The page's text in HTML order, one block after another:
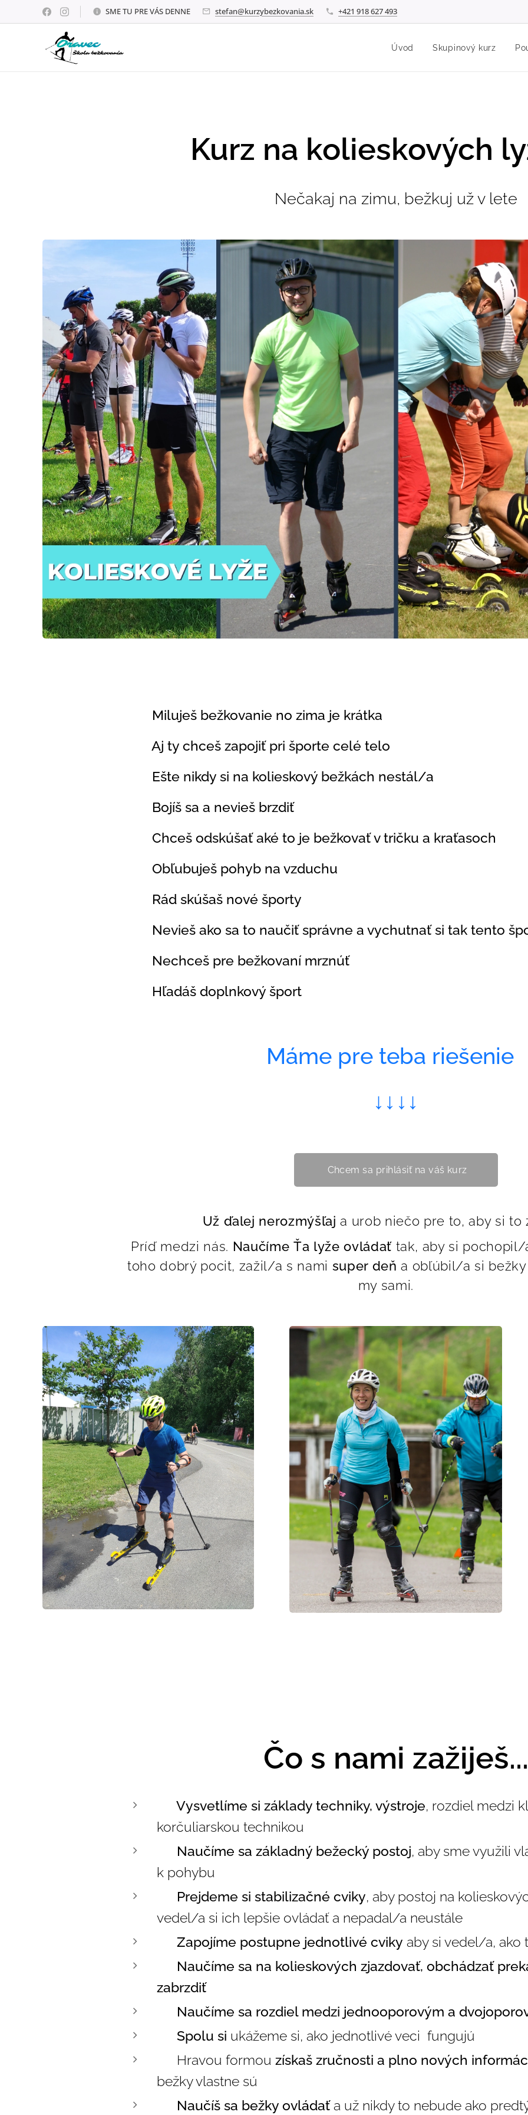
SME TU PRE VÁS DENNE stefan@kurzybezkovania.sk +421 918 627 493
Úvod Skupinový kurz
Kurz na kolieskových
Nečakaj na zimu, bežkuj už v lete
Miluješ bežkovanie no zima je krátka
🔰 Aj ty chceš zapojiť pri športe celé telo
🔰 Ešte nikdy si na kolieskový bežkách nestál/a
🔰 Bojíš sa a nevieš brzdiť
🔰 Chceš odskúšať aké to je bežkovať v tričku a kraťasoch
🔰 Obľubuješ pohyb na vzduchu
🔰 Rád skúšaš nové športy
🔰 Nevieš ako sa to naučiť správne a vychutnať si tak tento
🔰 Nechceš pre bežkovaní mrznúť
🔰 Hľadáš doplnkový šport
Máme pre teba riešenie
↓ ↓ ↓ ↓
Chcem sa prihlásiť na váš kurz
Už ďalej nerozmýšľaj a urob niečo pre to, aby si
Príď medzi nás. Naučíme Ťa lyže ovládaťtak, aby si
toho dobrý pocit, zažil/a s nami super deň a obľúbil/a si
my sami. ❤️
Čo s nami zažiješ...
✅ Vysvetlíme si základy techniky, výstroje, rozdiel medzi
korčuliarskou technikou
Naučíme sa základný bežecký postoj, aby sme využili
k pohybu
Prejdeme si stabilizačné cviky, aby postoj na
vedel/a si ich lepšie ovládať a nepadal/a neustále
Zapojíme postupne jednotlivé cviky aby si vedel/a, ako
Naučíme sa na kolieskových zjazdovať, obchádzať
zabrzdiť
Naučíme sa rozdiel medzi jednooporovým a
Spolu si ukážeme si, ako jednotlivé veci fungujú
Hravou formou získaš zručnosti a plno nových
bežky vlastne sú
Naučíš sa bežky ovládaťa už nikdy to nebude ako